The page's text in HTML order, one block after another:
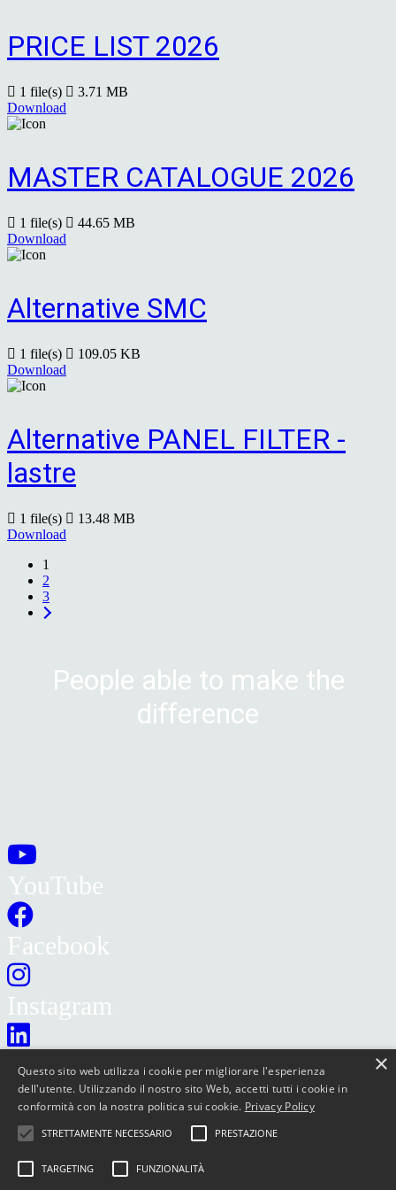
PRICE LIST 2026
1 file(s)
3.71 MB
Download
MASTER CATALOGUE 2026
1 file(s)
44.65 MB
Download
Alternative SMC
1 file(s)
109.05 KB
Download
Alternative PANEL FILTER -
lastre
1 file(s)
13.48 MB
Download
1
2
3
People able to make the
difference
YouTube
Facebook
Instagram
LinkedIn
Srl Via Volta 23 Druento (TO) 10040 Italy
Phone+39 011 80 00 299– Fax+39 011 80 11 891
P.IVA IT08942230015
×
Questo sito web utilizza i cookie per migliorare l'esperienza
dell'utente. Utilizzando il nostro sito Web, accetti tutti i cookie in
conformità con la nostra politica sui cookie. Privacy Policy
STRETTAMENTE NECESSARIO PRESTAZIONE
TARGETING FUNZIONALITÀ